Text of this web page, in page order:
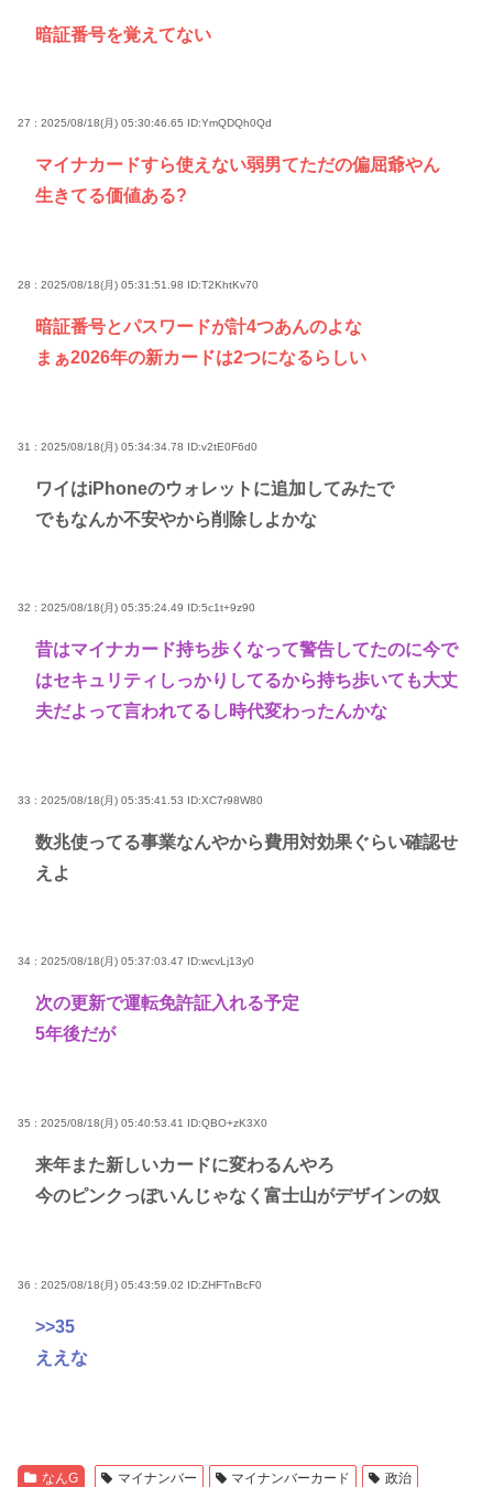
暗証番号を覚えてない
27 : 2025/08/18(月) 05:30:46.65 ID:YmQDQh0Qd
マイナカードすら使えない弱男てただの偏屈爺やん
生きてる価値ある?
28 : 2025/08/18(月) 05:31:51.98 ID:T2KhtKv70
暗証番号とパスワードが計4つあんのよな
まぁ2026年の新カードは2つになるらしい
31 : 2025/08/18(月) 05:34:34.78 ID:v2tE0F6d0
ワイはiPhoneのウォレットに追加してみたで
でもなんか不安やから削除しよかな
32 : 2025/08/18(月) 05:35:24.49 ID:5c1t+9z90
昔はマイナカード持ち歩くなって警告してたのに今で
はセキュリティしっかりしてるから持ち歩いても大丈
夫だよって言われてるし時代変わったんかな
33 : 2025/08/18(月) 05:35:41.53 ID:XC7r98W80
数兆使ってる事業なんやから費用対効果ぐらい確認せ
えよ
34 : 2025/08/18(月) 05:37:03.47 ID:wcvLj13y0
次の更新で運転免許証入れる予定
5年後だが
35 : 2025/08/18(月) 05:40:53.41 ID:QBO+zK3X0
来年また新しいカードに変わるんやろ
今のピンクっぽいんじゃなく富士山がデザインの奴
36 : 2025/08/18(月) 05:43:59.02 ID:ZHFTnBcF0
>>35
ええな
なんG マイナンバー マイナンバーカード 政治